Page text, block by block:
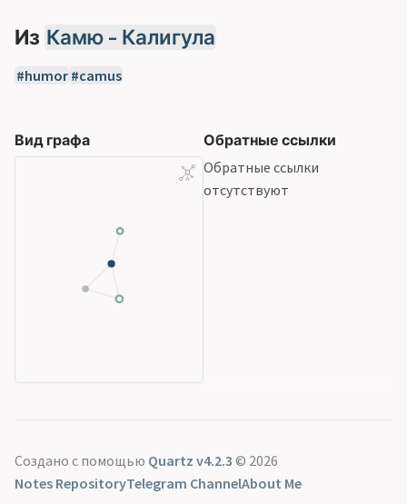
Из Камю - Калигула
humor camus
Вид графа
Обратные ссылки
Обратные ссылки
отсутствуют
Создано с помощью Quartz v4.2.3 © 2026
Notes RepositoryTelegram ChannelAbout Me